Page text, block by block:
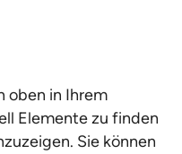
oben in Ihrem
Elemente zu finden
Sie können